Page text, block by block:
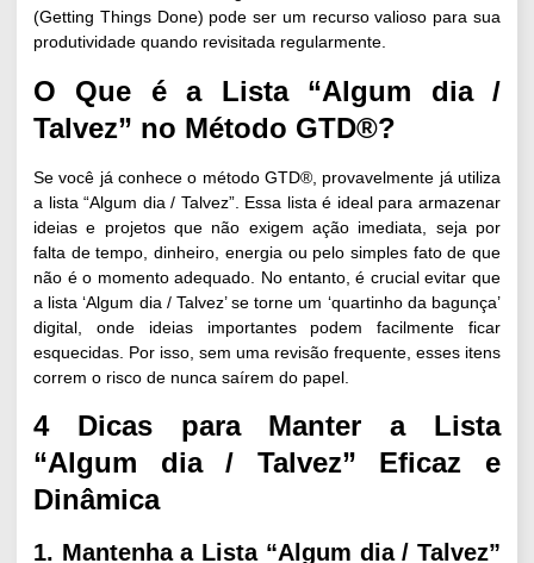
(Getting Things Done) pode ser um recurso valioso para sua
produtividade quando revisitada regularmente.
O Que é a Lista “Algum dia /
Talvez” no Método GTD®?
Se você já conhece o método GTD®, provavelmente já utiliza
a lista “Algum dia / Talvez”. Essa lista é ideal para armazenar
ideias e projetos que não exigem ação imediata, seja por
falta de tempo, dinheiro, energia ou pelo simples fato de que
não é o momento adequado. No entanto, é crucial evitar que
a lista ‘Algum dia / Talvez’ se torne um ‘quartinho da bagunça’
digital, onde ideias importantes podem facilmente ficar
esquecidas. Por isso, sem uma revisão frequente, esses itens
correm o risco de nunca saírem do papel.
4 Dicas para Manter a Lista
“Algum dia / Talvez” Eficaz e
Dinâmica
1. Mantenha a Lista “Algum dia / Talvez”